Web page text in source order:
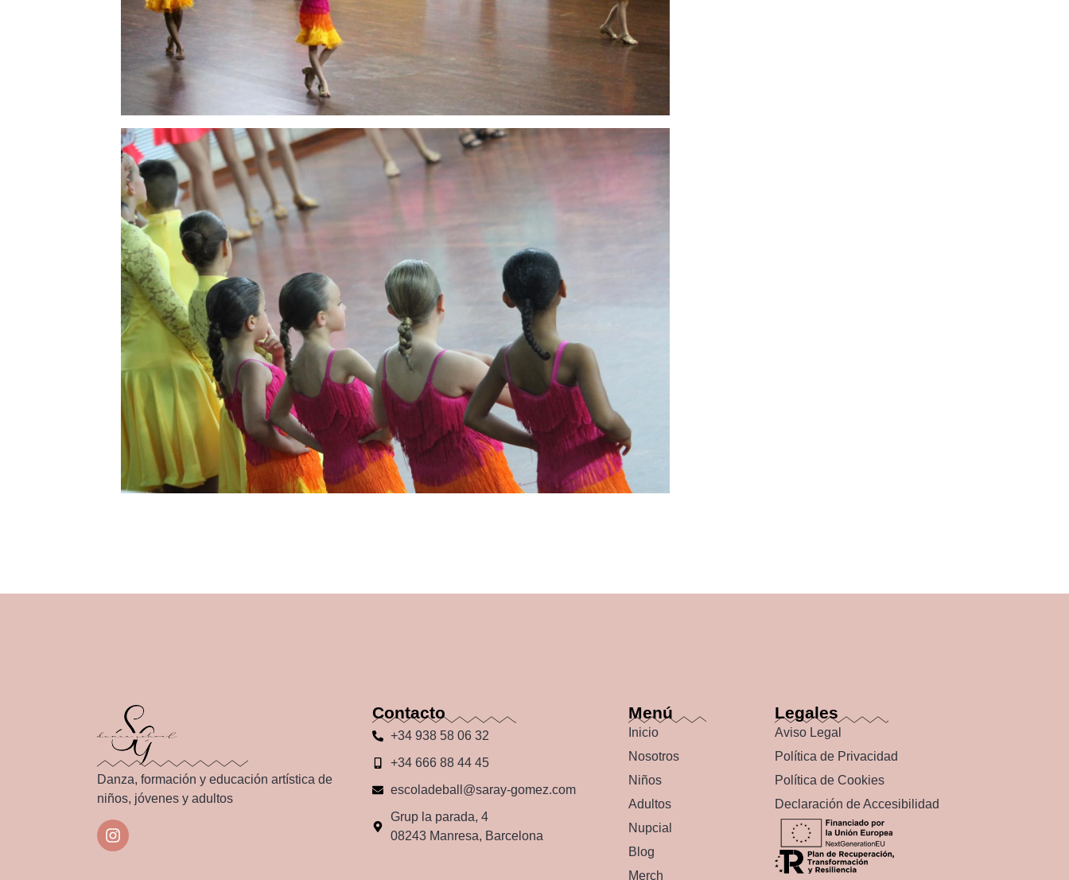
Danza, formación y educación artística de
niños, jóvenes y adultos
Contacto
+34 938 58 06 32
+34 666 88 44 45
escoladeball@saray-gomez.com
Grup la parada, 4
08243 Manresa, Barcelona
Menú
Inicio
Nosotros
Niños
Adultos
Nupcial
Blog
Merch
Legales
Aviso Legal
Política de Privacidad
Política de Cookies
Declaración de Accesibilidad